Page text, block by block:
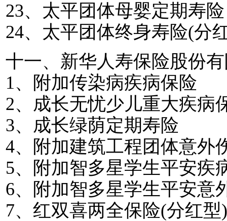
23、太平团体母婴定期寿险
24、太平团体终身寿险(分
十一、新华人寿保险股份
1、附加传染病疾病保险
2、成长无忧少儿重大疾病
3、成长绿荫定期寿险
4、附加建筑工程团体意外
5、附加智多星学生平安疾
6、附加智多星学生平安意
7、红双喜两全保险(分红型